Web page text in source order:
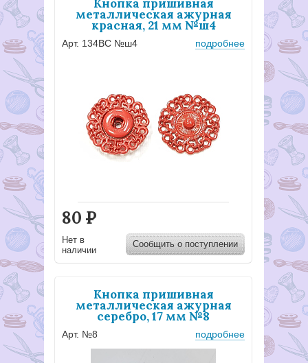
Кнопка пришивная
металлическая ажурная
красная, 21 мм №ш4
Арт. 134ВС №ш4 подробнее
80 Р
Нет в
наличии
Сообщить о поступлении
Кнопка пришивная
металлическая ажурная
серебро, 17 мм №8
Арт. №8 подробнее